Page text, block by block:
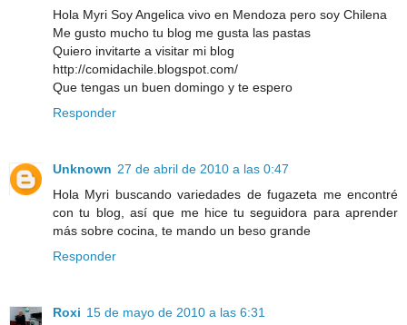
Hola Myri Soy Angelica vivo en Mendoza pero soy Chilena
Me gusto mucho tu blog me gusta las pastas
Quiero invitarte a visitar mi blog
http://comidachile.blogspot.com/
Que tengas un buen domingo y te espero
Responder
Unknown 27 de abril de 2010 a las 0:47
Hola Myri buscando variedades de fugazeta me encontré
con tu blog, así que me hice tu seguidora para aprender
más sobre cocina, te mando un beso grande
Responder
Roxi 15 de mayo de 2010 a las 6:31